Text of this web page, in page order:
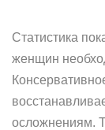
Статистика
женщин
осложнениям.